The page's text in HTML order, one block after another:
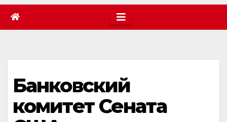
Банковский
комитет Сената